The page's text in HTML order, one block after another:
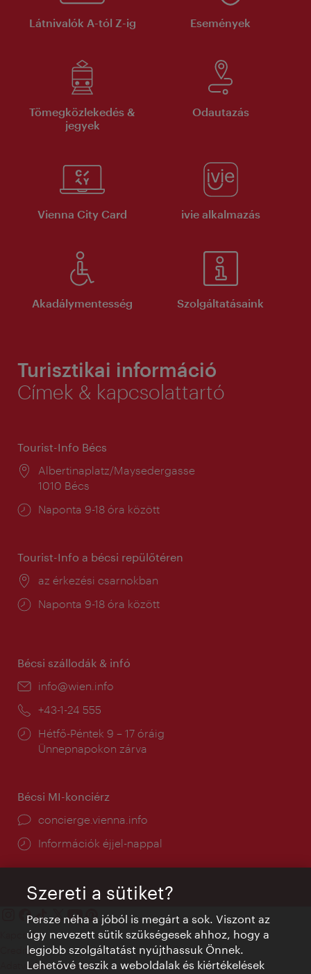
Látnivalók A-tól Z-ig Események
Tömegközlekedés &
jegyek
Odautazás
Vienna City Card ivie alkalmazás
Akadálymentesség Szolgáltatásaink
Turisztikai információ
Címek & kapcsolattartó
Tourist-Info Bécs
Helyszín:
Albertinaplatz/Maysedergasse
1010 Bécs
Nyitva
Naponta 9-18 óra között
Tourist-Info a bécsi repülőtéren
Helyszín:
az érkezési csarnokban
Nyitva
Naponta 9-18 óra között
Bécsi szállodák & infó
E-
info@wien.info
Telefon:
+43-1-24 555
Nyitva
tartás:
Hétfő-Péntek 9 – 17 óráig
Ünnepnapokon zárva
Bécsi MI-konciérz
concierge.vienna.info
Információk éjjel-nappal
Kapcsolat
Credits
Adatvédelmi nyilatkozat
Szereti a sütiket?
Persze néha a jóból is megárt a sok. Viszont az
úgy nevezett sütik szükségesek ahhoz, hogy a
legjobb szolgáltatást nyújthassuk Önnek.
Lehetővé teszik a weboldalak és kiértékelések